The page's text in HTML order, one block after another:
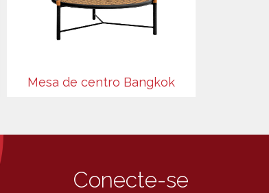
Mesa de centro Bangkok
Conecte-se